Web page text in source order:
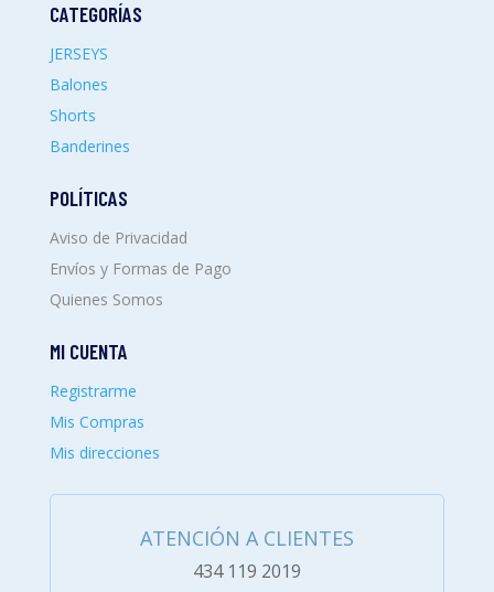
CATEGORÍAS
JERSEYS
Balones
Shorts
Banderines
POLÍTICAS
Aviso de Privacidad
Envíos y Formas de Pago
Quienes Somos
MI CUENTA
Registrarme
Mis Compras
Mis direcciones
ATENCIÓN A CLIENTES
434 119 2019